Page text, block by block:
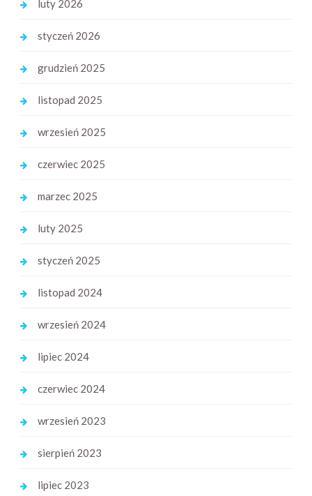
luty 2026
styczeń 2026
grudzień 2025
listopad 2025
wrzesień 2025
czerwiec 2025
marzec 2025
luty 2025
styczeń 2025
listopad 2024
wrzesień 2024
lipiec 2024
czerwiec 2024
wrzesień 2023
sierpień 2023
lipiec 2023